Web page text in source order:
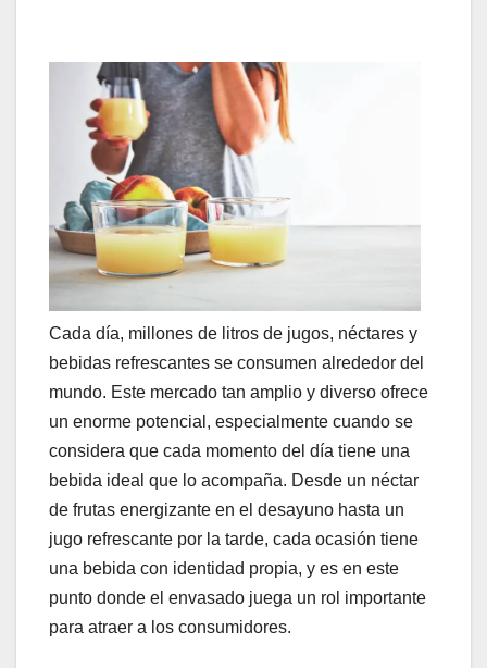
Cada día, millones de litros de jugos, néctares y
bebidas refrescantes se consumen alrededor del
mundo. Este mercado tan amplio y diverso ofrece
un enorme potencial, especialmente cuando se
considera que cada momento del día tiene una
bebida ideal que lo acompaña. Desde un néctar
de frutas energizante en el desayuno hasta un
jugo refrescante por la tarde, cada ocasión tiene
una bebida con identidad propia, y es en este
punto donde el envasado juega un rol importante
para atraer a los consumidores.